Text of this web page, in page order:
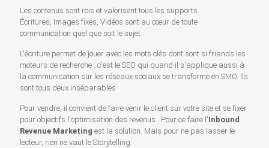
Les contenus sont rois et valorisent tous les supports.
Écritures, Images fixes, Vidéos sont au cœur de toute
communication quel que soit le sujet.
L'écriture permet de jouer avec les mots clés dont sont si friands les
moteurs de recherche : c'est le SEO qui quand il s'applique aussi à
la communication sur les réseaux sociaux se transforme en SMO. Ils
sont tous deux inséparables
Pour vendre, il convient de faire venir le client sur votre site et se fixer
pour objectifs l'optimisation des revenus...Pour ce faire l'Inbound
Revenue Marketing est la solution. Mais pour ne pas lasser le
lecteur, rien ne vaut le Storytelling.